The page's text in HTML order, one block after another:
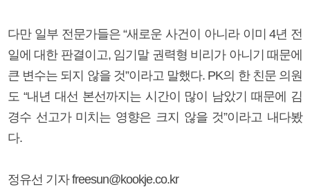
다만 일부 전문가들은 “새로운 사건이 아니라 이미 4년 전
일에 대한 판결이고, 임기말 권력형 비리가 아니기 때문에
큰 변수는 되지 않을 것”이라고 말했다. PK의 한 친문 의원
도 “내년 대선 본선까지는 시간이 많이 남았기 때문에 김
경수 선고가 미치는 영향은 크지 않을 것”이라고 내다봤
다.
정유선 기자 freesun@kookje.co.kr